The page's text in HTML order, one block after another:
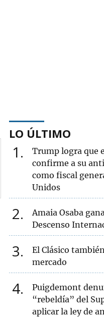
LO ÚLTIMO
1
Trump logra que
confirme a su
como fiscal
Unidos
2
Amaia Osaba
Descenso
3
El Clásico
mercado
4
Puigdemont
“rebeldía” del
aplicar la ley de